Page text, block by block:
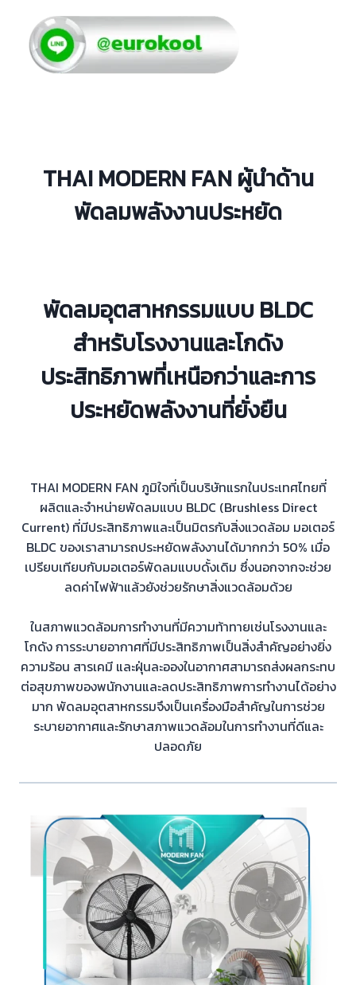
THAI MODERN FAN ผู้นำด้าน
พัดลมพลังงานประหยัด
พัดลมอุตสาหกรรมแบบ BLDC
สำหรับโรงงานและโกดัง
ประสิทธิภาพที่เหนือกว่าและการ
ประหยัดพลังงานที่ยั่งยืน
THAI MODERN FAN ภูมิใจที่เป็นบริษัทแรกในประเทศไทยที่
ผลิตและจำหน่ายพัดลมแบบ BLDC (Brushless Direct
Current) ที่มีประสิทธิภาพและเป็นมิตรกับสิ่งแวดล้อม มอเตอร์
BLDC ของเราสามารถประหยัดพลังงานได้มากกว่า 50% เมื่อ
เปรียบเทียบกับมอเตอร์พัดลมแบบดั้งเดิม ซึ่งนอกจากจะช่วย
ลดค่าไฟฟ้าแล้วยังช่วยรักษาสิ่งแวดล้อมด้วย
ในสภาพแวดล้อมการทำงานที่มีความท้าทายเช่นโรงงานและ
โกดัง การระบายอากาศที่มีประสิทธิภาพเป็นสิ่งสำคัญอย่างยิ่ง
ความร้อน สารเคมี และฝุ่นละอองในอากาศสามารถส่งผลกระทบ
ต่อสุขภาพของพนักงานและลดประสิทธิภาพการทำงานได้อย่าง
มาก พัดลมอุตสาหกรรมจึงเป็นเครื่องมือสำคัญในการช่วย
ระบายอากาศและรักษาสภาพแวดล้อมในการทำงานที่ดีและ
ปลอดภัย